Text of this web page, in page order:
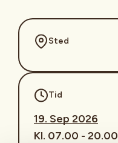
Sted
Tid
19. Sep 2026
Kl. 07.00 - 20.00